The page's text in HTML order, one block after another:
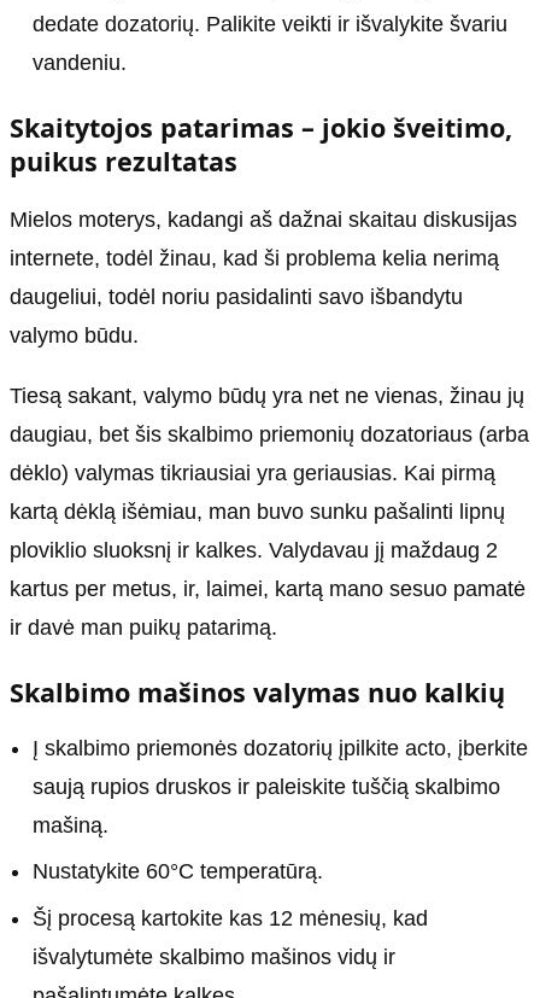
dedate dozatorių. Palikite veikti ir išvalykite švariu
vandeniu.
Skaitytojos patarimas – jokio šveitimo,
puikus rezultatas
Mielos moterys, kadangi aš dažnai skaitau diskusijas
internete, todėl žinau, kad ši problema kelia nerimą
daugeliui, todėl noriu pasidalinti savo išbandytu
valymo būdu.
Tiesą sakant, valymo būdų yra net ne vienas, žinau jų
daugiau, bet šis skalbimo priemonių dozatoriaus (arba
dėklo) valymas tikriausiai yra geriausias. Kai pirmą
kartą dėklą išėmiau, man buvo sunku pašalinti lipnų
ploviklio sluoksnį ir kalkes. Valydavau jį maždaug 2
kartus per metus, ir, laimei, kartą mano sesuo pamatė
ir davė man puikų patarimą.
Skalbimo mašinos valymas nuo kalkių
Į skalbimo priemonės dozatorių įpilkite acto, įberkite
saują rupios druskos ir paleiskite tuščią skalbimo
mašiną.
Nustatykite 60°C temperatūrą.
Šį procesą kartokite kas 12 mėnesių, kad
išvalytumėte skalbimo mašinos vidų ir